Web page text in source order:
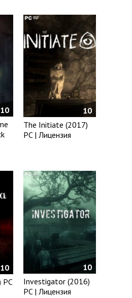
10
10
The Initiate (2017)
PC | Лицензия
10
PC
10
Investigator (2016)
PC | Лицензия